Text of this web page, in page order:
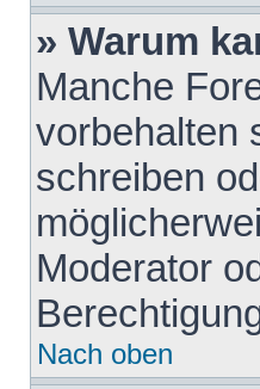
» Warum
Manche
vorbehalten
schreiben
Moderator
Nach oben